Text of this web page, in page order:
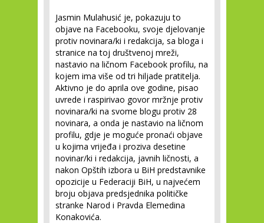
Jasmin Mulahusić je, pokazuju to
objave na Facebooku, svoje djelovanje
protiv novinara/ki i redakcija, sa bloga i
stranice na toj društvenoj mreži,
nastavio na ličnom Facebook profilu, na
kojem ima više od tri hiljade pratitelja.
Aktivno je do aprila ove godine, pisao
uvrede i raspirivao govor mržnje protiv
novinara/ki na svome blogu protiv 28
novinara, a onda je nastavio na ličnom
profilu, gdje je moguće pronaći objave
u kojima vrijeđa i proziva desetine
novinar/ki i redakcija, javnih ličnosti, a
nakon Opštih izbora u BiH predstavnike
opozicije u Federaciji BiH, u najvećem
broju objava predsjednika političke
stranke Narod i Pravda Elemedina
Konakovića.